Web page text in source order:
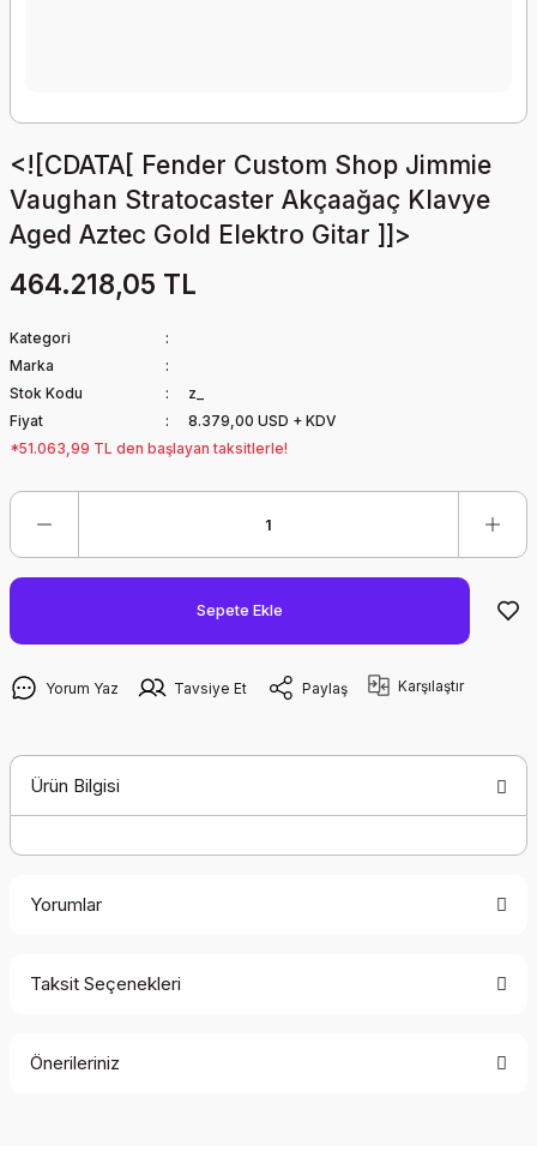
<![CDATA[ Fender Custom Shop Jimmie
Vaughan Stratocaster Akçaağaç Klavye
Aged Aztec Gold Elektro Gitar ]]>
464.218,05 TL
Kategori
Marka
Stok Kodu
z_
Fiyat
8.379,00 USD + KDV
*51.063,99 TL den başlayan taksitlerle!
Sepete Ekle
Yorum Yaz Tavsiye Et Paylaş Karşılaştır
Ürün Bilgisi
Yorumlar
Taksit Seçenekleri
Önerileriniz